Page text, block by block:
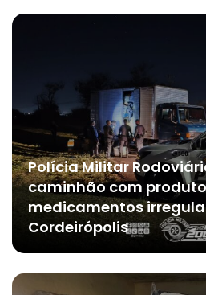
Polícia Militar
caminhão com
medicamentos
Cordeirópolis